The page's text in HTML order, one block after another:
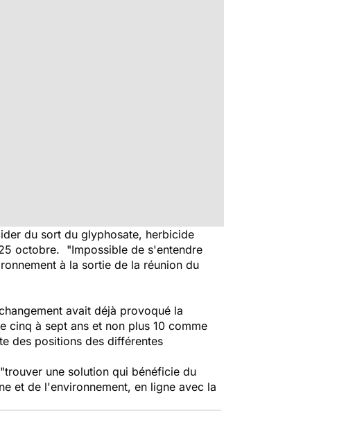
du sort du glyphosate, herbicide
octobre. "Impossible de s'entendre
à la sortie de la réunion du
avait déjà provoqué la
cinq à sept ans et non plus 10 comme
des positions des différentes
"trouver une solution qui bénéficie du
et de l'environnement, en ligne avec la